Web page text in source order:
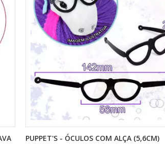
PUPPET'S - ÓCULOS COM ALÇA (5,6CM)